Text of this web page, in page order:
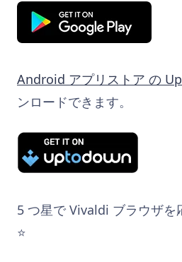
Android アプリストア の
ンロードできます。
5 つ星で Vivaldi ブラウザを
⭐️